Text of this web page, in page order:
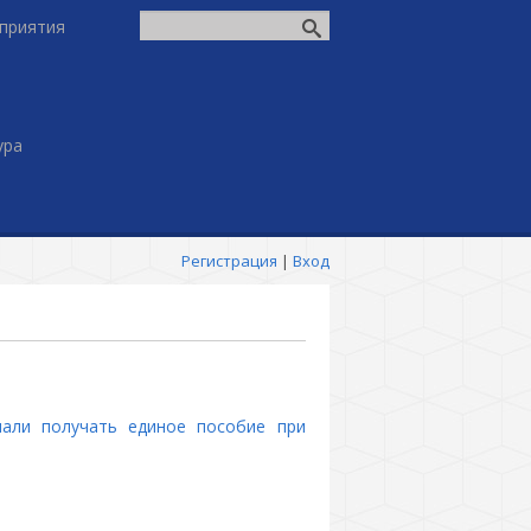
Регистрация | Вход
получать единое пособие при